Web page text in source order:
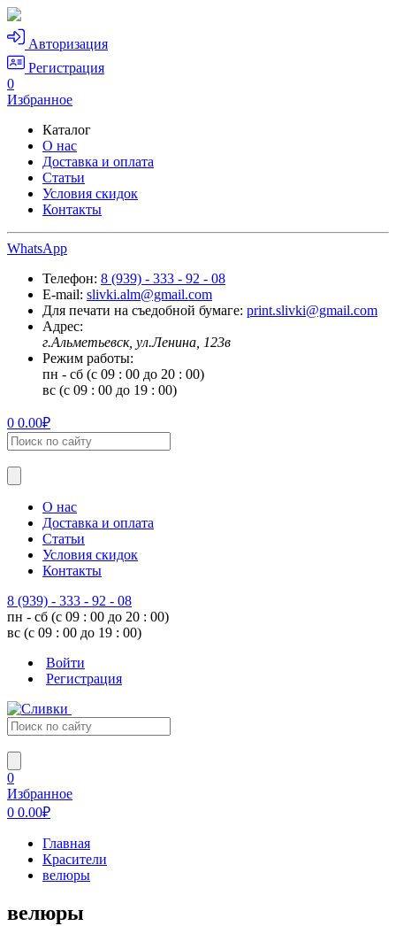
Авторизация
Регистрация
0
Избранное
Каталог
О нас
Доставка и оплата
Статьи
Условия скидок
Контакты
WhatsApp
Телефон: 8 (939) - 333 - 92 - 08
E-mail: slivki.alm@gmail.com
Для печати на съедобной бумаге: print.slivki@gmail.com
Адрес:
г.Альметьевск, ул.Ленина, 123в
Режим работы:
пн - сб (с 09 : 00 до 20 : 00)
вс (с 09 : 00 до 19 : 00)
0 0.00₽
О нас
Доставка и оплата
Статьи
Условия скидок
Контакты
8 (939) - 333 - 92 - 08
пн - сб (с 09 : 00 до 20 : 00)
вс (с 09 : 00 до 19 : 00)
Войти
Регистрация
0
Избранное
0 0.00₽
Главная
Красители
велюры
велюры